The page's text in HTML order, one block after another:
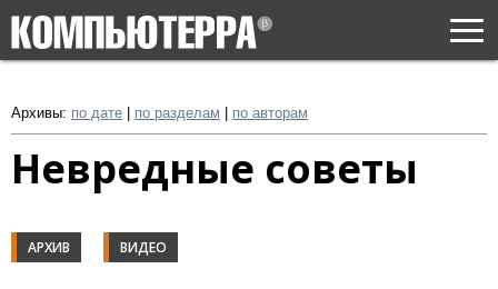
Архивы: по дате по разделам по авторам
Невредные советы
АРХИВ ВИДЕО